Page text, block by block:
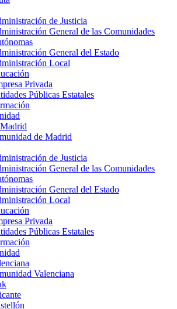
de Justicia
General de las Comunidades
General del Estado
Local
Privada
Públicas Estatales
de Madrid
de Justicia
General de las Comunidades
General del Estado
Local
Privada
Públicas Estatales
Valenciana